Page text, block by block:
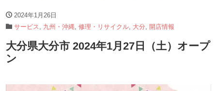
2024年1月26日
サービス
九州・沖縄 修理・リサイクル 大分 開店情報
大分県大分市 2024年1月27日（土）オープ
ン